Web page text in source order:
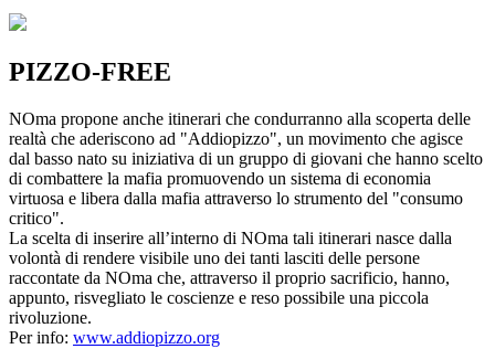
PIZZO-FREE
NOma propone anche itinerari che condurranno alla scoperta delle
realtà che aderiscono ad "Addiopizzo", un movimento che agisce
dal basso nato su iniziativa di un gruppo di giovani che hanno scelto
di combattere la mafia promuovendo un sistema di economia
virtuosa e libera dalla mafia attraverso lo strumento del "consumo
critico".
La scelta di inserire all’interno di NOma tali itinerari nasce dalla
volontà di rendere visibile uno dei tanti lasciti delle persone
raccontate da NOma che, attraverso il proprio sacrificio, hanno,
appunto, risvegliato le coscienze e reso possibile una piccola
rivoluzione.
Per info: www.addiopizzo.org